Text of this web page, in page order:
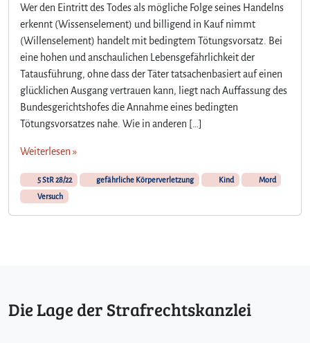
Wer den Eintritt des Todes als mögliche Folge seines Handelns
erkennt (Wissenselement) und billigend in Kauf nimmt
(Willenselement) handelt mit bedingtem Tötungsvorsatz. Bei
eine hohen und anschaulichen Lebensgefährlichkeit der
Tatausführung, ohne dass der Täter tatsachenbasiert auf einen
glücklichen Ausgang vertrauen kann, liegt nach Auffassung des
Bundesgerichtshofes die Annahme eines bedingten
Tötungsvorsatzes nahe. Wie in anderen […]
Weiterlesen »
5 StR 28/22 gefährliche Körperverletzung Kind
Mord
Versuch
Die Lage der Strafrechtskanzlei